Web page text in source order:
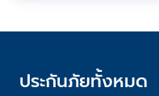
ประกันภัยทั้งหมด